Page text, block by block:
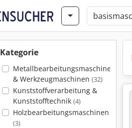
Kategorie
Metallbearbeitungsmaschinen
& Werkzeugmaschinen (32)
Kunststoffverarbeitung &
Kunststofftechnik (4)
Holzbearbeitungsmaschinen
(3)